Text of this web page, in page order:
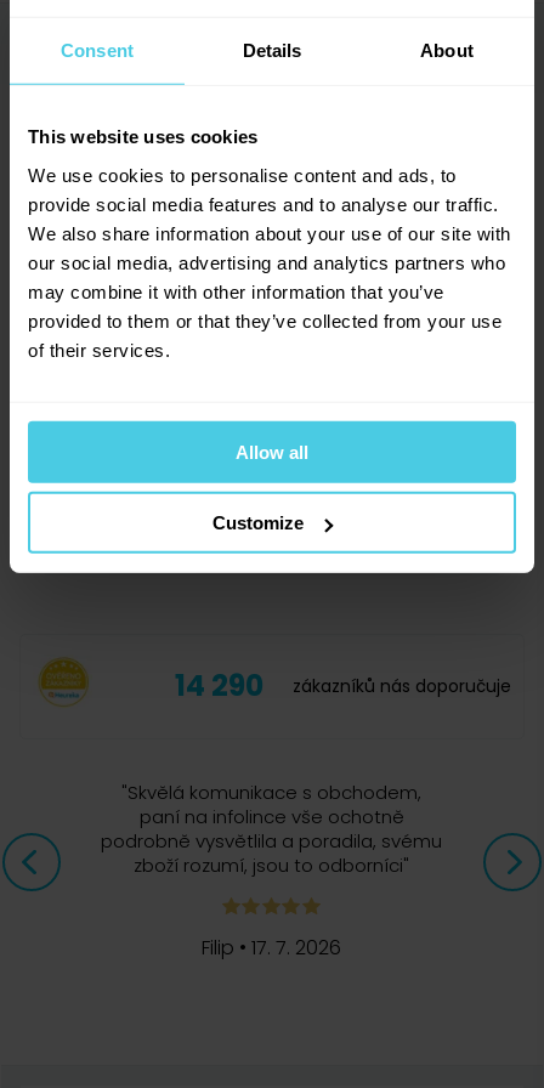
Consent Details About
This website uses cookies
We use cookies to personalise content and ads, to
provide social media features and to analyse our traffic.
We also share information about your use of our site with
our social media, advertising and analytics partners who
may combine it with other information that you’ve
provided to them or that they’ve collected from your use
of their services.
Allow all
Customize
nezbude než si pořídit nový. A potom je tu ten hluk...
S odklepávačem a zásobníkem na použitou kávu
plastový kyblík na kávu. Díky chytré gumové příčce
vyklepete páku bez hluku či rizika jejího poškození, a
protože je vyroben z kvalitního plastu, vydrží vám
knockbox téměř věčně. Díky gumové základně je
navíc stabilní a nesklouzne vám z pracovní desky. A
můžete ho bez problémů mýt v myčce.
Knockbox Rhinowares Domestic v
Gumová příčka pro snadné vyklepávání
Dostatečná kapacita pro rušnou domácnost i
Gumová základna pro větší stabilitu
Výška 15 cm, průměr 13,5 cm
0x
0 x
0 x
0x
0x
Dotazy a komentáře (0)
📧Provoňte si e-mailovou
schránku kávou
Aromagazín vám pošleme jen, když bude o
čem psát.
Slibujeme na naše kafe.
Přihlásit se
14 290 zákazníků nás doporučuje
"Skvělá komunikace s obchodem,
paní na infolince vše ochotně
podrobně vysvětlila a poradila, svému
zboží rozumí, jsou to odborníci"
Filip •17. 7. 2026